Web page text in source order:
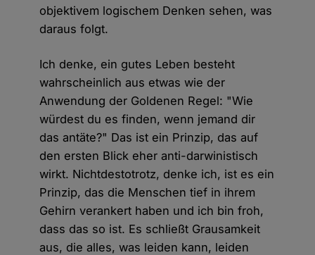
objektivem logischem Denken sehen, was
daraus folgt.
Ich denke, ein gutes Leben besteht
wahrscheinlich aus etwas wie der
Anwendung der Goldenen Regel: "Wie
würdest du es finden, wenn jemand dir
das antäte?" Das ist ein Prinzip, das auf
den ersten Blick eher anti-darwinistisch
wirkt. Nichtdestotrotz, denke ich, ist es ein
Prinzip, das die Menschen tief in ihrem
Gehirn verankert haben und ich bin froh,
dass das so ist. Es schließt Grausamkeit
aus, die alles, was leiden kann, leiden